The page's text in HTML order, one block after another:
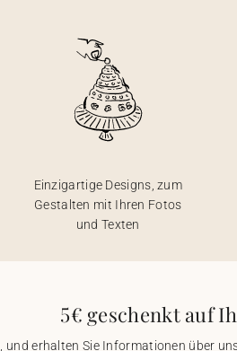
Einzigartige Designs, zum
Gestalten mit Ihren Fotos
und Texten
5€ geschenkt auf
und erhalten Sie Informationen über